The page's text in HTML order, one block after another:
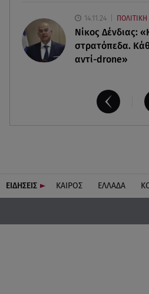
14.11.24 ΠΟΛΙΤΙΚΗ
Νίκος Δένδιας:
στρατόπεδα.
αντί-drone»
ΕΙΔΗΣΕΙΣ ΚΑΙΡΟΣ ΕΛΛΑΔΑ